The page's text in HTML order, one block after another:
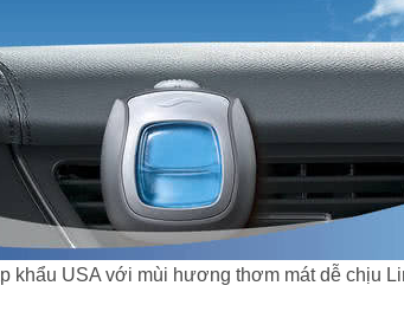
khẩu USA với mùi hương thơm mát dễ chịu